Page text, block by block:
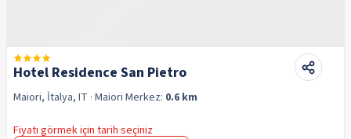
Hotel Residence San Pietro
Maiori, İtalya, IT · Maiori Merkez: 0.6 km
Fiyatı görmek için tarih seçiniz